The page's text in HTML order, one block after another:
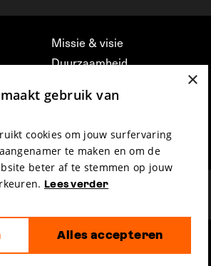
Missie & visie
Duurzaamheid
vrijwilligerswerk bij FFG
Privacy & Disclaimer
×
gebruik van
cookies om jouw surfervaring
te maken en om de
beter af te stemmen op jouw
Lees verder
Alles accepteren